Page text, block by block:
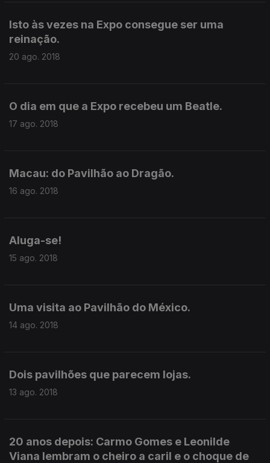
Isto às vezes na Expo consegue ser uma
reinação.
20 ago. 2018
O dia em que a Expo recebeu um Beatle.
17 ago. 2018
Macau: do Pavilhão ao Dragão.
16 ago. 2018
Aluga-se!
15 ago. 2018
Uma visita ao Pavilhão do México.
14 ago. 2018
Dois pavilhões que parecem lojas.
13 ago. 2018
20 anos depois: Carmo Gomes e Leonilde
Viana lembram o cheiro a caril e o choque de